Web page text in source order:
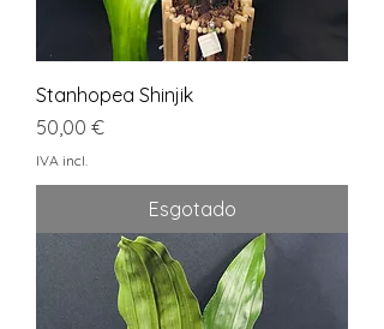
Stanhopea Shinjik
Preço
50,00 €
IVA incl.
Esgotado